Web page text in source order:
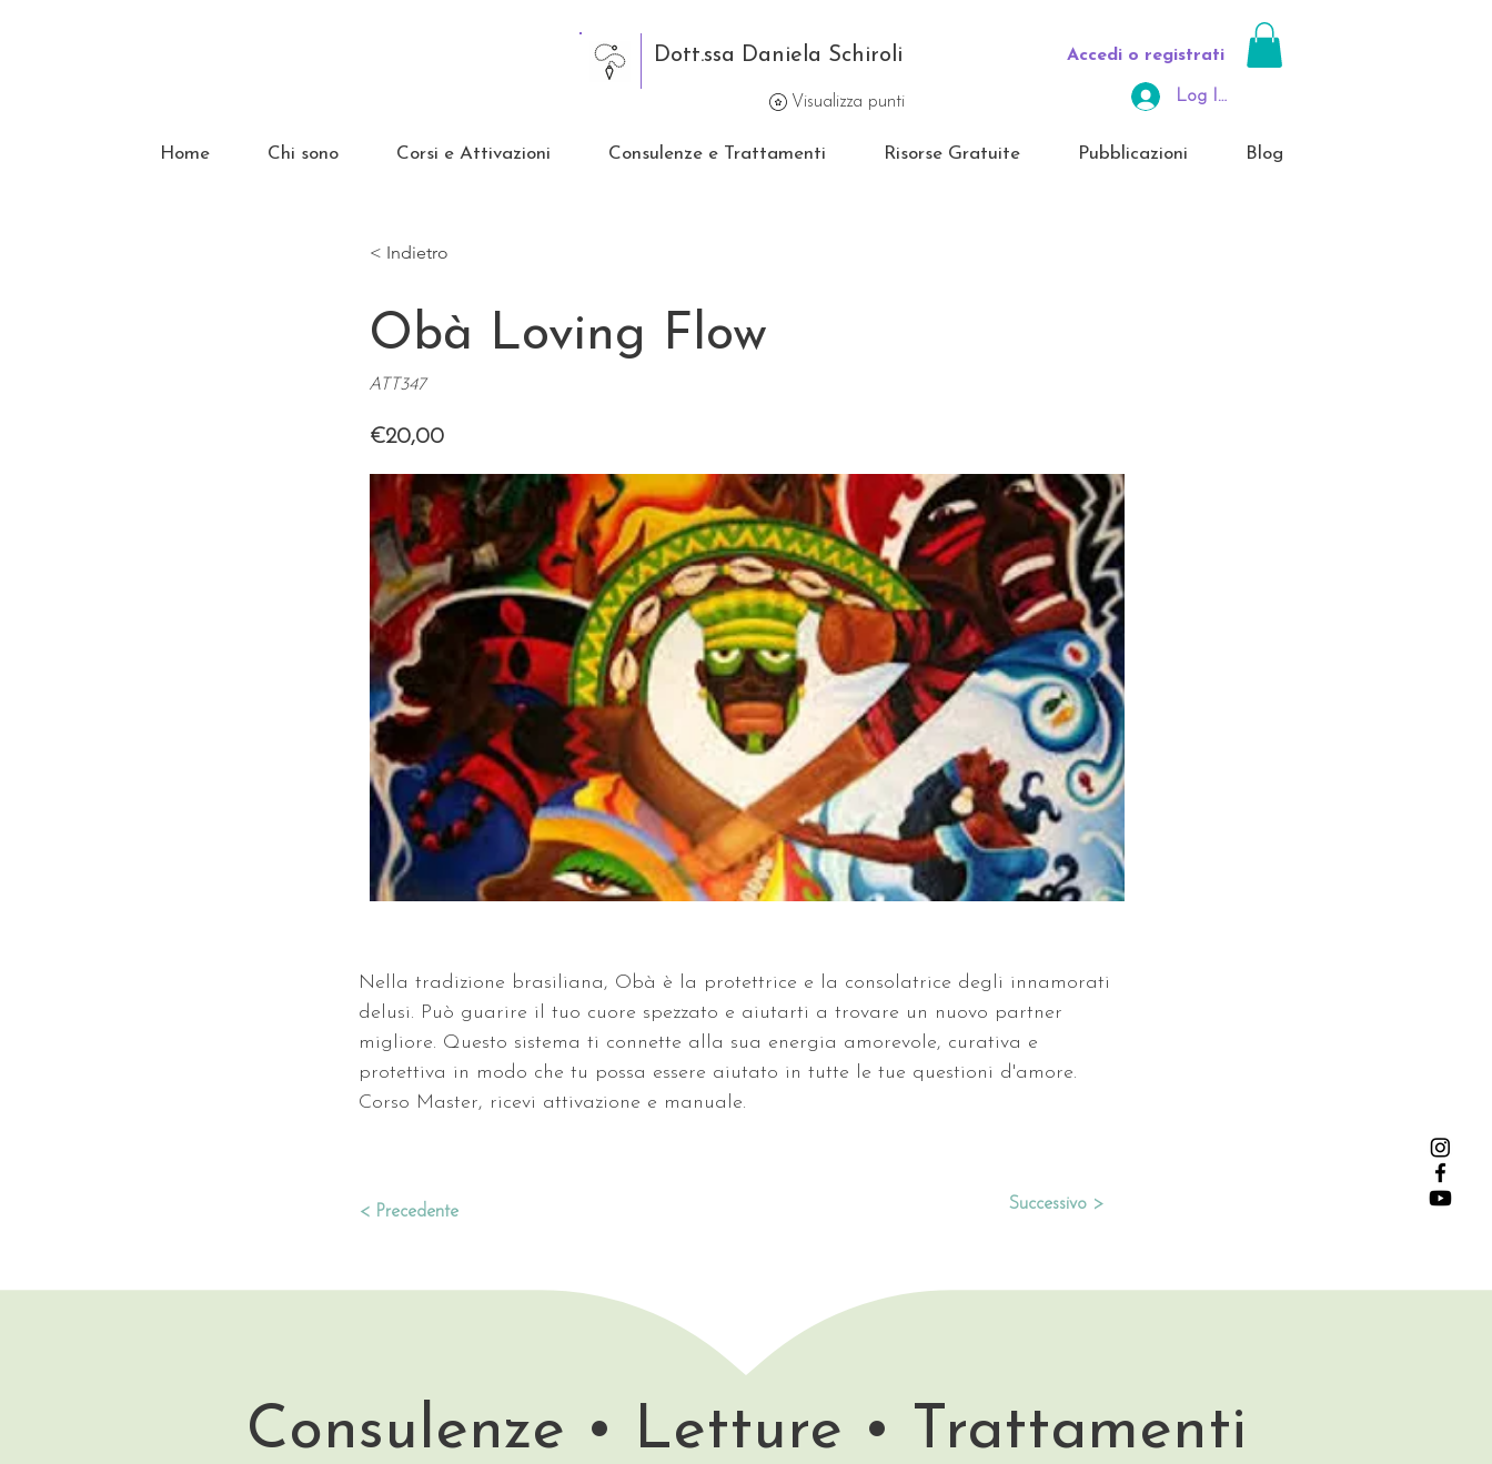
Dott.ssa Daniela Schiroli
Log In Area Riservata
Accedi o registrati
Home Chi sono Corsi e Attivazioni Consulenze e Trattamenti Risorse Gratuite Pubblicazioni Blog
Visualizza punti
< Indietro
Obà Loving Flow
ATT347
€20,00
Nella tradizione brasiliana, Obà è la protettrice e la consolatrice degli innamorati
delusi. Può guarire il tuo cuore spezzato e aiutarti a trovare un nuovo partner
migliore. Questo sistema ti connette alla sua energia amorevole, curativa e
protettiva in modo che tu possa essere aiutato in tutte le tue questioni d'amore.
Corso Master, ricevi attivazione e manuale.
< Precedente Successivo >
Consulenze • Letture • Trattamenti